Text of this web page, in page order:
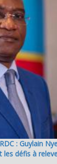
: Guylain
les défis à